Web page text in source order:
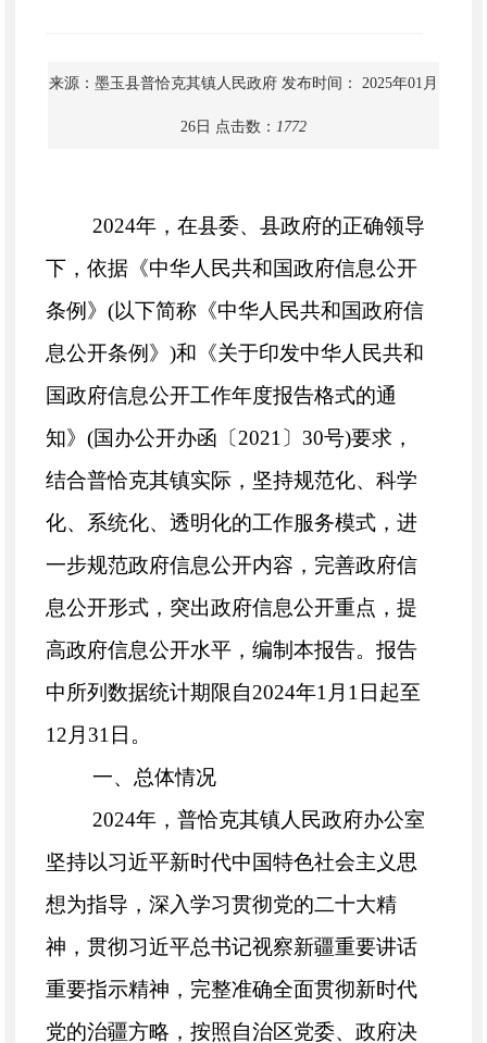
来源：墨玉县普恰克其镇人民政府 发布时间： 2025年01月
26日 点击数： 1772
2024年，在县委、县政府的正确领导
下，依据《中华人民共和国政府信息公开
条例》(以下简称 《中华人民共和国政府信
息公开条例》)和《关于印发中华人民共和
国政府信息公开工作年度报告格式的通
知》(国办公开办函〔2021〕30号)要求，
结合普恰克其镇实际，坚持规范化、科学
化、系统化、透明化的工作服务模式，进
一步规范政府信息公开内容，完善政府信
息公开形式，突出政府信息公开重点，提
高政府信息公开水平，编制本报告。报告
中所列数据统计期限自2024年1月1日起至
12月31日。
一、总体情况
2024年，普恰克其镇人民政府办公室
坚持以习近平新时代中国特色社会主义思
想为指导，深入学习贯彻党的二十大精
神，贯彻习近平总书记视察新疆重要讲话
重要指示精神 ，完整准确全面贯彻新时代
党的治疆方略，按照自治区党委、政府决